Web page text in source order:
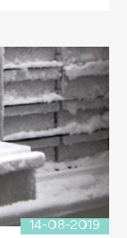
14-08-2019